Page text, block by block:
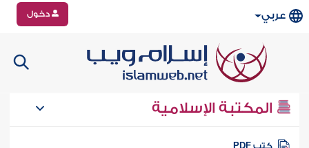
عربي دخول
المكتبة الإسلامية